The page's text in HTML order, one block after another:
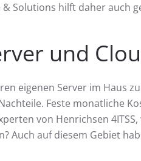
& Solutions hilft daher
und
eigenen Server im Haus
Feste monatliche
von Henrichsen
auf diesem Gebiet